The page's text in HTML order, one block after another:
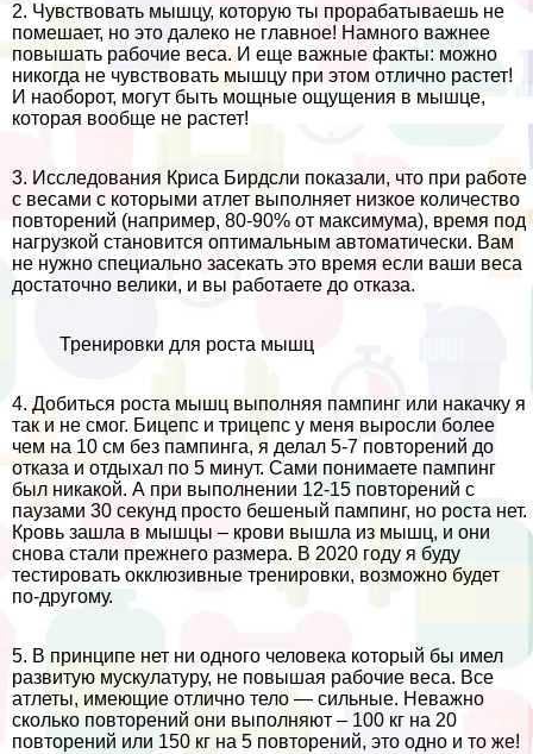
2. Чувствовать мышцу, которую ты проpaбатываешь не
помешает, но это далеко не главное! Намного важнее
повышать рабочие веса. И еще важные факты: можно
никогда не чувствовать мышцу при этом отлично растет!
И наоборот, могут быть мощные ощущения в мышце,
которая вообще не растет!
3. Исследования Криса Бирдсли показали, что при работе
с весами с которыми атлет выполняет низкое количество
повторений (например, 80-90% от максимума), время под
нагрузкой становится оптимальным автоматически. Вам
не нужно специально засекать это время если ваши веса
достаточно велики, и вы работаете до отказа.
Тренировки для роста мышц
4. Добиться роста мышц выполняя пампинг или накачку я
так и не смог. Бицепс и трицепс у меня выросли более
чем на 10 см без пампинга, я делал 5-7 повторений до
отказа и отдыхал по 5 минут. Сами понимаете пампинг
был никакой. А при выполнении 12-15 повторений с
паузами 30 секунд просто бешеный пампинг, но роста нет.
Кровь зашла в мышцы – крови вышла из мышц, и они
снова стали прежнего размера. В 2020 году я буду
тестировать окклюзивные тренировки, возможно будет
по-другому.
5. В принципе нет ни одного человека который бы имел
развитую мускулатуру, не повышая рабочие веса. Все
атлеты, имеющие отлично тело — сильные. Неважно
сколько повторений они выполняют – 100 кг на 20
повторений или 150 кг на 5 повторений, это одно и то же!